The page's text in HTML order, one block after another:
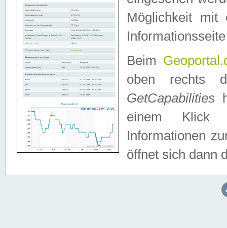
Möglichkeit mit
Beim
oben rechts
GetCapabilities
einem Klick
Informationen
öffnet sich dann